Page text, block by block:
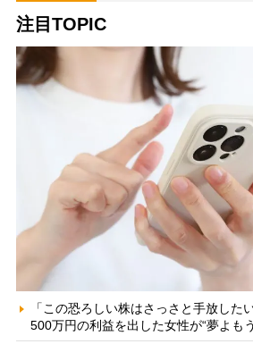
注目TOPIC
「この恐ろしい株はさっさと手放し
500万円の利益を出した女性が“夢よも